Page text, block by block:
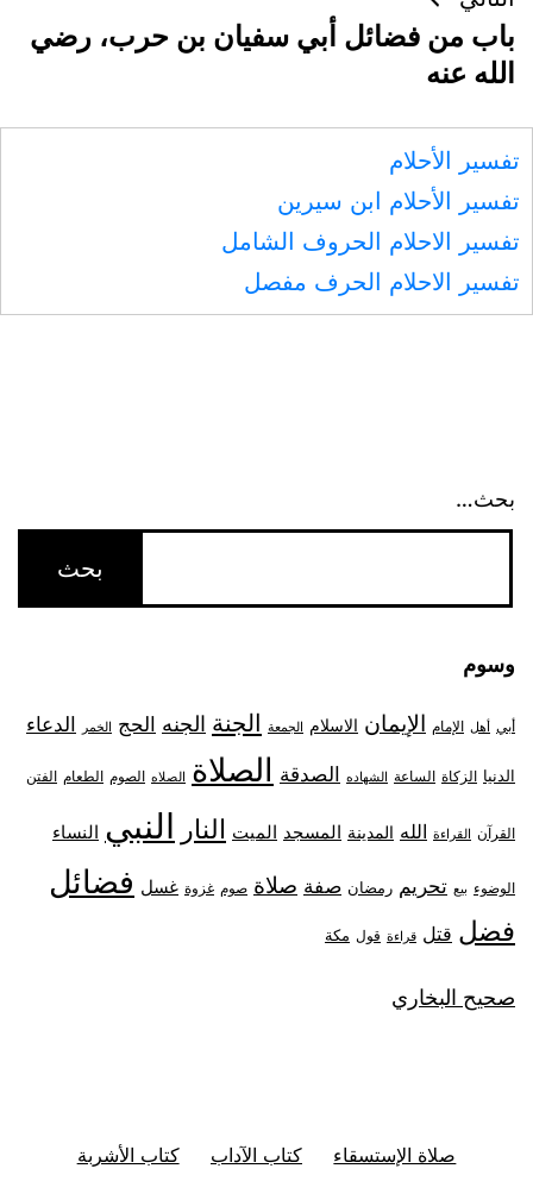
باب من فضائل أبي سفيان بن حرب، رضي
الله عنه
تفسير الأحلام
تفسير الأحلام ابن سيرين
تفسير الاحلام الحروف الشامل
تفسير الاحلام الحرف مفصل
بحث…
وسوم
أبي أهل الإمام الإيمان الاسلام الجمعة الجنة الجنه الحج الخمر الدعاء
الدنيا الزكاة الساعة الشهاده الصدقة الصلاة الصلاه الصوم الطعام الفتن
القرآن القراءة الله المدينة المسجد الميت النار النبي النساء
الوضوء بيع تحريم رمضان صفة صلاة صوم غزوة غسل فضائل
فضل قتل قراءة قول مكة
صحيح البخاري
صلاة الإستسقاء كتاب الآداب كتاب الأشربة